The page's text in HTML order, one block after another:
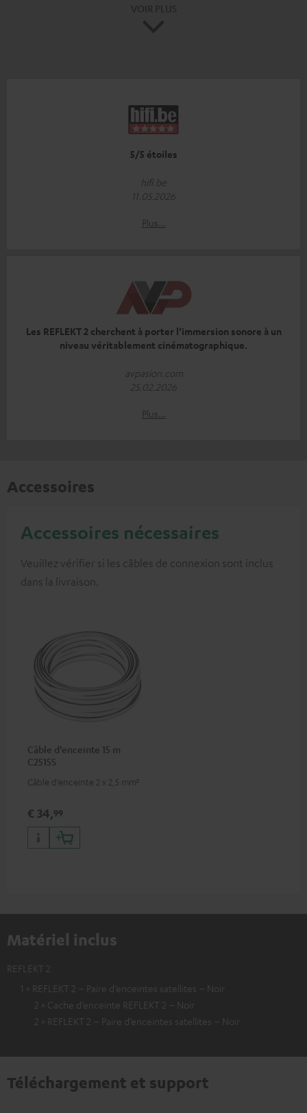
5/5 étoiles
hifi.be
11.05.2026
Plus…
Les REFLEKT 2 cherchent à porter l’immersion sonore à un
niveau véritablement cinématographique.
avpasion.com
25.02.2026
Plus…
Accessoires
Accessoires nécessaires
Veuillez vérifier si les câbles de connexion sont inclus
dans la livraison.
Câble d’enceinte 15 m
C2515S
Câble d’enceinte 2 x 2,5 mm²
€ 34,99
Matériel inclus
REFLEKT 2
1 × REFLEKT 2 – Paire d’enceintes satellites – Noir
2 × Cache d’enceinte REFLEKT 2 – Noir
2 × REFLEKT 2 – Paire d’enceintes satellites – Noir
Téléchargement et support